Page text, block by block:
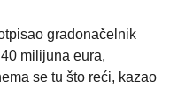
gradonačelnik
milijuna eura,
se tu što reći, kazao